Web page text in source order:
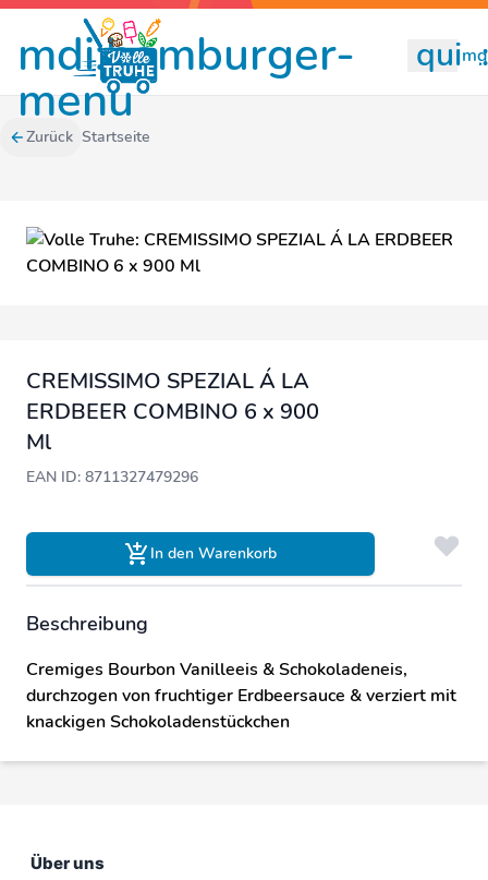
mdi:hamburger-
menu
Zurück Startseite
CREMISSIMO SPEZIAL Á LA
ERDBEER COMBINO 6 x 900
Ml
EAN ID: 8711327479296
In den Warenkorb
Beschreibung
Cremiges Bourbon Vanilleeis & Schokoladeneis,
durchzogen von fruchtiger Erdbeersauce & verziert mit
knackigen Schokoladenstückchen
Über uns